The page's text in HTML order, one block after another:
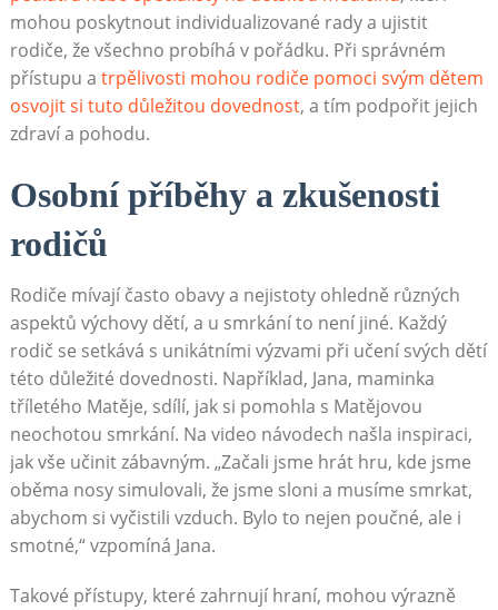
mohou poskytnout individualizované rady a ujistit
rodiče, že všechno probíhá v pořádku. Při správném
přístupu a trpělivosti mohou rodiče pomoci svým dětem
osvojit si tuto důležitou dovednost, a tím podpořit jejich
zdraví a pohodu.
Osobní příběhy a zkušenosti
rodičů
Rodiče mívají často obavy a nejistoty ohledně různých
aspektů výchovy dětí, a u smrkání to není jiné. Každý
rodič se setkává s unikátními výzvami při učení svých dětí
této důležité dovednosti. Například, Jana, maminka
tříletého Matěje, sdílí, jak si pomohla s Matějovou
neochotou smrkání. Na video návodech našla inspiraci,
jak vše učinit zábavným. „Začali jsme hrát hru, kde jsme
oběma nosy simulovali, že jsme sloni a musíme smrkat,
abychom si vyčistili vzduch. Bylo to nejen poučné, ale i
smotné,“ vzpomíná Jana.
Takové přístupy, které zahrnují hraní, mohou výrazně